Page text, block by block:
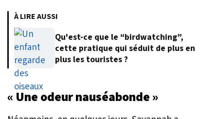
À LIRE AUSSI
Qu'est-ce que le “birdwatching”,
cette pratique qui séduit de plus en
plus les touristes ?
« Une odeur nauséabonde »